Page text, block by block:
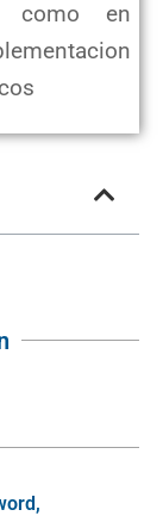
como en
,